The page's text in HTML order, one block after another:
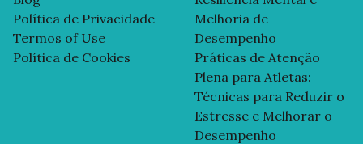
Política de Privacidade
Termos of Use
Política de Cookies
Melhoria de
Desempenho
Práticas de Atenção
Plena para Atletas:
Técnicas para Reduzir o
Estresse e Melhorar o
Desempenho